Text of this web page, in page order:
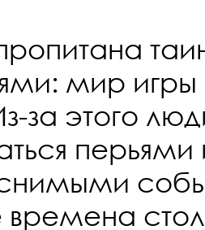
мир игры
за этого